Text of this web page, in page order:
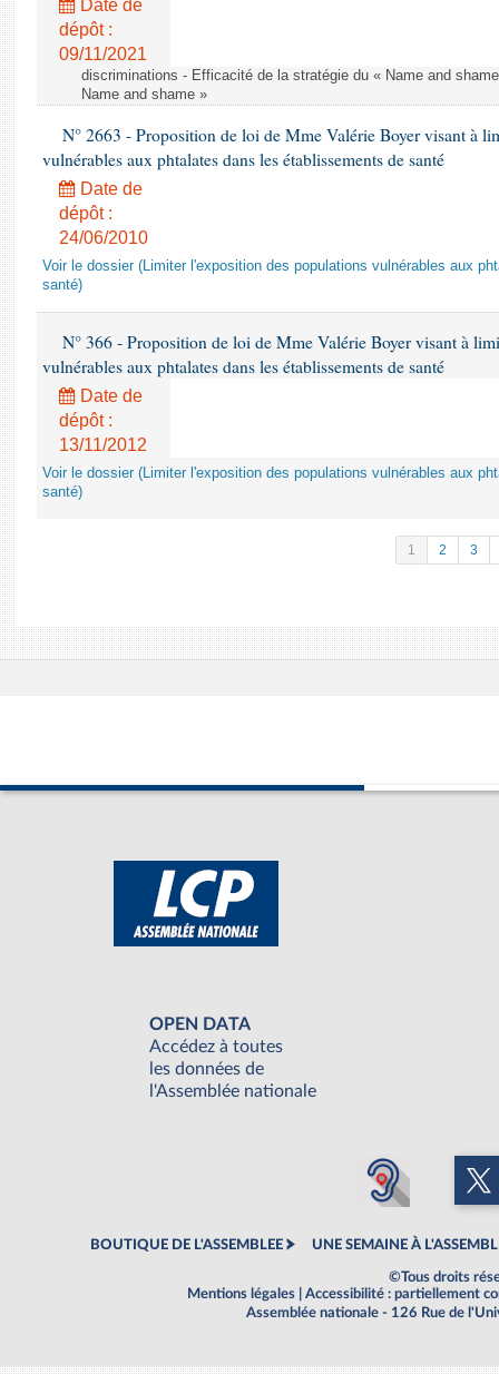
Date de
dépôt :
09/11/2021
discriminations - Efficacité de la stratégie du « Name and
Name and shame »
N° 2663 - Proposition de loi de Mme Valérie Boyer visant à
vulnérables aux phtalates dans les établissements de santé
Date de
dépôt :
24/06/2010
Voir le dossier (Limiter l'exposition des populations vulnérables aux
santé)
N° 366 - Proposition de loi de Mme Valérie Boyer visant à
vulnérables aux phtalates dans les établissements de santé
Date de
dépôt :
13/11/2012
Voir le dossier (Limiter l'exposition des populations vulnérables aux
santé)
1 2 3
OPEN DATA
Accédez à toutes
les données de
l'Assemblée nationale
BOUTIQUE DE L'ASSEMBLEE UNE SEMAINE À
©Tous droits
Mentions légales
Accessibilité : partiellement
Assemblée nationale - 126 Rue de